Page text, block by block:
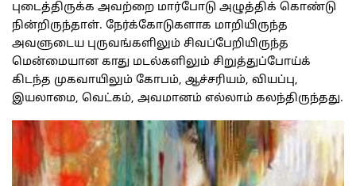
புடைத்திருக்க அவற்றை மார்போடு அழுத்திக் கொண்டு
நின்றிருந்தாள். நேர்க்கோடுகளாக மாறியிருந்த
அவளுடைய புருவங்களிலும் சிவப்பேறியிருந்த
மென்மையான காது மடல்களிலும் சிறுத்துப்போய்க்
கிடந்த முகவாயிலும் கோபம், ஆச்சரியம், வியப்பு,
இயலாமை, வெட்கம், அவமானம் எல்லாம் கலந்திருந்தது.